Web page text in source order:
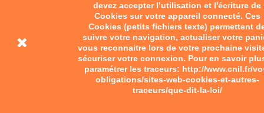
devez accepter l’utilisation et l'écriture de
Cookies sur votre appareil connecté. Ces
Cookies (petits fichiers texte) permettent
suivre votre navigation, actualiser votre
vous reconnaitre lors de votre prochaine
sécuriser votre connexion. Pour en savoir
paramétrer les traceurs: http://www.cnil.fr/
obligations/sites-web-cookies-et-autres-
traceurs/que-dit-la-loi/
Réducteur de bougie
10,00 €
Ajouter au panier